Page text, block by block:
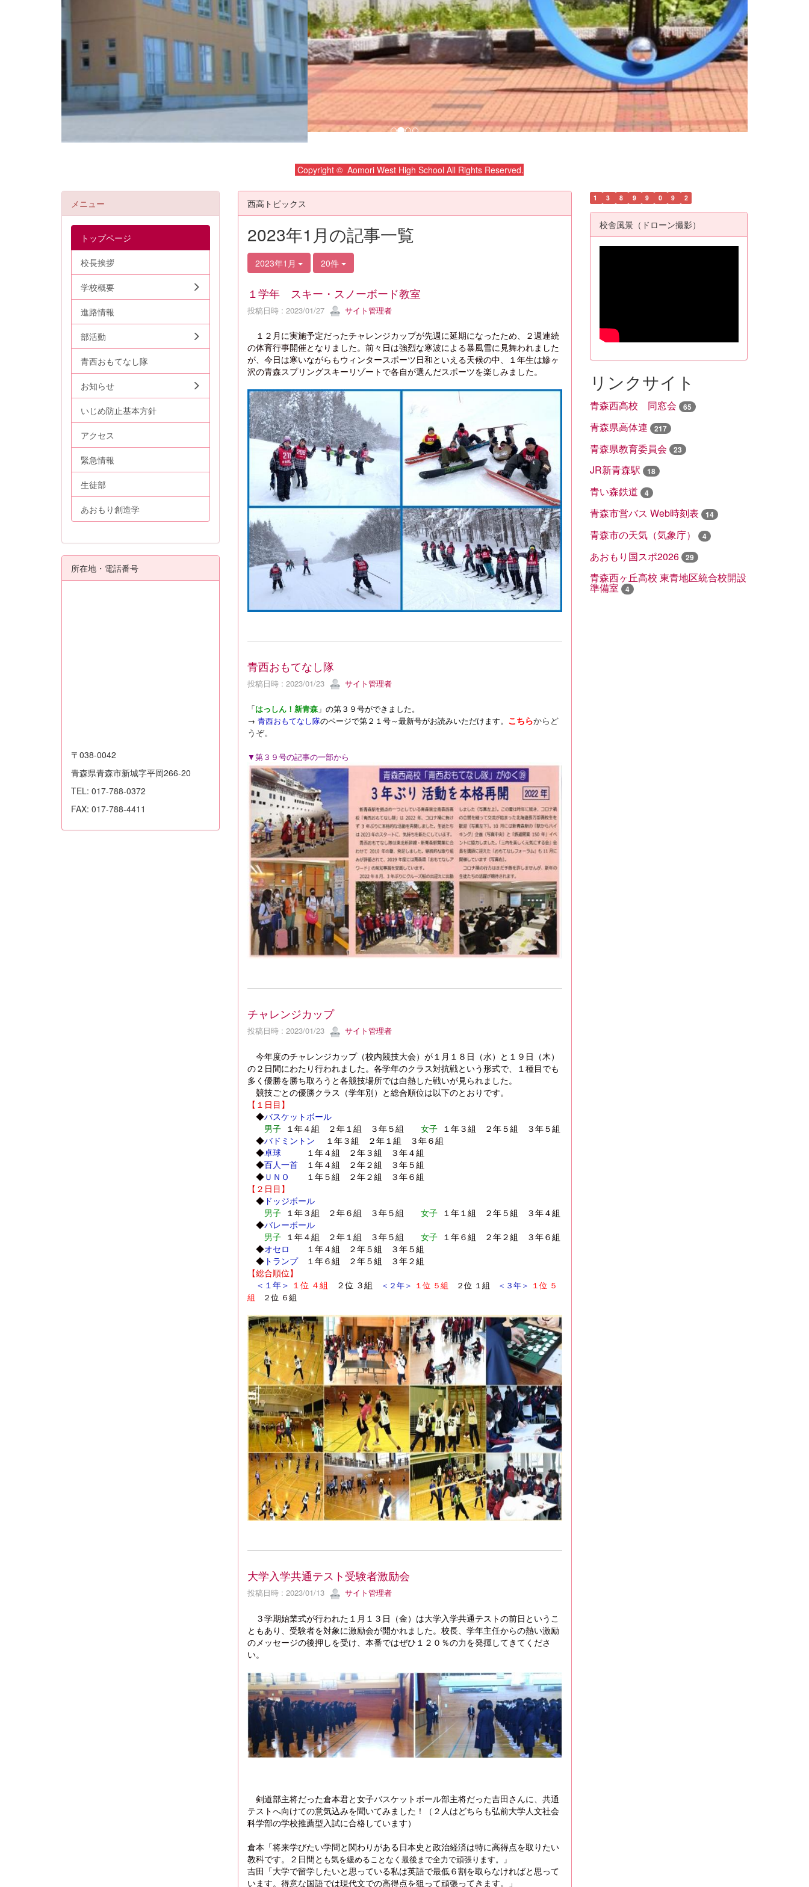
Copyright © Aomori West High School All Rights Reserved.
西高トピックス
2023年1月の記事一覧
2023年1月 20件
１学年 スキー・スノーボード教室
投稿日時 : 2023/01/27 サイト管理者
１２月に実施予定だったチャレンジカップが先週に延期になったため、２週連続
の体育行事開催となりました。前々日は強烈な寒波による暴風雪に見舞われました
が、今日は寒いながらもウィンタースポーツ日和といえる天候の中、１年生は鰺ヶ
沢の青森スプリングスキーリゾートで各自が選んだスポーツを楽しみました。
青西おもてなし隊
投稿日時 : 2023/01/23 サイト管理者
「はっしん！新青森」の第３９号ができました。
→ 青西おもてなし隊のページで第２１号～最新号がお読みいただけます。 こちらからど
うぞ。
▼第３９号の記事の一部から
チャレンジカップ
投稿日時 : 2023/01/23 サイト管理者
今年度のチャレンジカップ（校内競技大会）が１月１８日（水）と１９日（木）
の２日間にわたり行われました。各学年のクラス対抗戦という形式で、１種目でも
多く優勝を勝ち取ろうと各競技場所では白熱した戦いが見られました。
競技ごとの優勝クラス（学年別）と総合順位は以下のとおりです。
【１日目】
◆バスケットボール
男子 １年４組 ２年１組 ３年５組 女子 １年３組 ２年５組 ３年５組
◆バドミントン
１年３組 ２年１組 ３年６組
◆卓球１年４組 ２年３組 ３年４組
◆百人一首１年４組 ２年２組 ３年５組
◆ＵＮＯ
１年５組 ２年２組 ３年６組
【２日目】
◆ドッジボール
男子 １年３組 ２年６組 ３年５組 女子 １年１組 ２年５組 ３年４組
◆バレーボール
男子 １年４組 ２年１組 ３年５組 女子 １年６組 ２年２組 ３年６組
◆オセロ １年４組 ２年５組 ３年５組
◆トランプ１年６組 ２年５組 ３年２組
【総合順位】
＜１年＞ １位 ４組 ２位 ３組 ＜２年＞ １位 ５組 ２位 １組 ＜３年＞ １位 ５
組 ２位 ６組
大学入学共通テスト受験者激励会
投稿日時 : 2023/01/13 サイト管理者
３学期始業式が行われた１月１３日（金）は大学入学共通テストの前日というこ
ともあり、受験者を対象に激励会が開かれました。校長、学年主任からの熱い激励
のメッセージの後押しを受け、本番ではぜひ１２０％の力を発揮してきてくださ
い。
剣道部主将だった倉本君と女子バスケットボール部主将だった吉田さんに、共通
テストへ向けての意気込みを聞いてみました！（２人はどちらも弘前大学人文社会
科学部の学校推薦型入試に合格しています）
倉本「将来学びたい学問と関わりがある日本史と政治経済は特に高得点を取りたい
教科です。２日間と も気を緩めることなく最後まで全力で頑張ります。」
吉田「大学で留学したいと思っている私は英語で最低６割を取らなければと思って
います。得意な国語では現代文での高得点を狙って頑張ってきます。」
メニュー
トップページ
校長挨拶
学校概要
進路情報
部活動
青西おもてなし隊
お知らせ
いじめ防止基本方針
アクセス
緊急情報
生徒部
あおもり創造学
所在地・電話番号
〒038-0042
青森県青森市新城字平岡266-20
TEL: 017-788-0372
FAX: 017-788-4411
1 3 8 9 9 0 9 2
校舎風景（ドローン撮影）
リンクサイト
青森西高校 同窓会 65
青森県高体連 217
青森県教育委員会 23
JR新青森駅 18
青い森鉄道 4
青森市営バス Web時刻表 14
青森市の天気（気象庁） 4
あおもり国スポ2026 29
青森西ヶ丘高校 東青地区統合校開設
準備室 4